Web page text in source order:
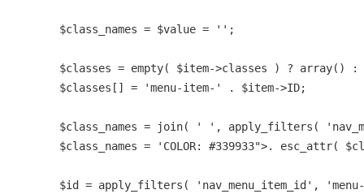
        $class_names = $value = '';
$classes = empty( $item->classes ) ? array() :
        $classes[] = 'menu-item-' . $item->ID;
$class_names = join( ' ', apply_filters(
$class_names = 'COLOR: #339933">. esc_attr(
$id = apply_filters( 'nav_menu_item_id',